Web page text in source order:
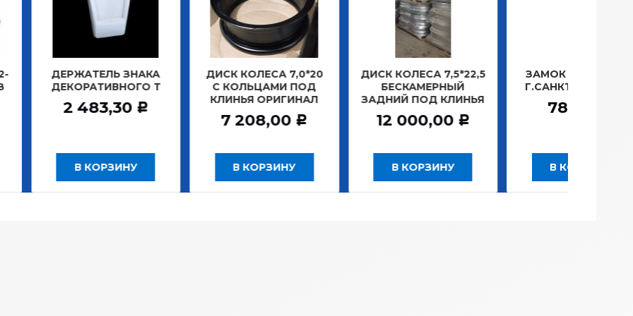
ЗНАКА
Т
Р
ДИСК КОЛЕСА 7,0*20
С КОЛЬЦАМИ ПОД
КЛИНЬЯ ОРИГИНАЛ
Р
ДИСК КОЛЕСА 7,5*22,5
БЕСКАМЕРНЫЙ
ЗАДНИЙ ПОД КЛИНЬЯ
12 000,00 Р
ЗАМОК ЗАЖИГАНИЯ
Г.САНКТ-ПЕТЕРБУРГ
781,20